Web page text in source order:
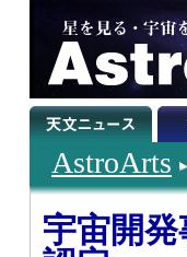
AstroArts
宇宙開